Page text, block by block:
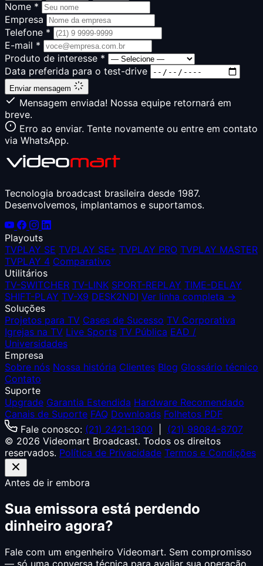
Nome *
Empresa
Telefone *
E-mail *
Produto de interesse *
Data preferida para o test-drive
Enviar mensagem
Mensagem enviada! Nossa equipe retornará em
breve.
Erro ao enviar. Tente novamente ou entre em contato
via WhatsApp.
Tecnologia broadcast brasileira desde 1987.
Desenvolvemos, implantamos e suportamos.
Playouts
TVPLAY SE TVPLAY SE+ TVPLAY PRO TVPLAY MASTER
TVPLAY 4 Comparativo
Utilitários
TV-SWITCHER TV-LINK SPORT-REPLAY TIME-DELAY
SHIFT-PLAY TV-X9 DESK2NDI Ver linha completa →
Soluções
Projetos para TV Cases de Sucesso TV Corporativa
Igrejas na TV Live Sports TV Pública EAD /
Universidades
Empresa
Sobre nós Nossa história Clientes Blog Glossário técnico
Contato
Suporte
Upgrade Garantia Estendida Hardware Recomendado
Canais de Suporte FAQ Downloads Folhetos PDF
Fale conosco: (21) 2421-1300
(21) 98084-8707
© 2026 Videomart Broadcast. Todos os direitos
reservados. Política de Privacidade Termos e Condições
Antes de ir embora
Sua emissora está perdendo
dinheiro agora?
Fale com um engenheiro Videomart. Sem compromisso